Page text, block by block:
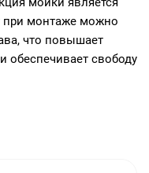
при монтаже можно
что повышает
обеспечивает свободу